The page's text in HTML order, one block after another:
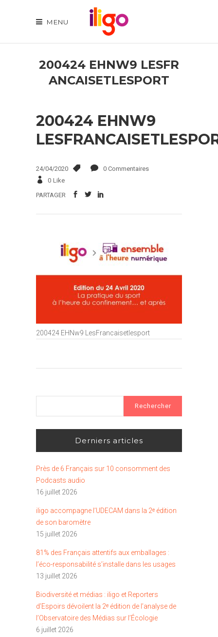
MENU
200424 EHNW9 LESFR
ANCAISETLESPORT
200424 EHNW9
24/04/2020
0 Commentaires
0 Like
PARTAGER
200424 EHNw9 LesFrancaisetlesport
Derniers articles
Près de 6 Français sur 10 consomment des
Podcasts audio
16 juillet 2026
iligo accompagne l’UDECAM dans la 2ᵉ édition
de son baromètre
15 juillet 2026
81% des Français attentifs aux emballages :
l’éco-responsabilité s’installe dans les usages
13 juillet 2026
Biodiversité et médias : iligo et Reporters
d’Espoirs dévoilent la 2ᵉ édition de l’analyse de
l’Observatoire des Médias sur l’Écologie
6 juillet 2026